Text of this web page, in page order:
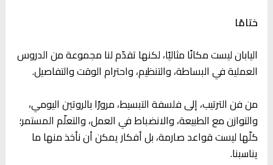
ختامًا
اليابان ليست مكانًا مثاليًا، لكنها تقدّم لنا مجموعة من الدروس
العملية في البساطة، والتنظيم، واحترام الوقت والتفاصيل.
من فن الترتيب، إلى فلسفة التبسيط، مرورًا بالروتين اليومي،
والتوازن مع الطبيعة، والانضباط في العمل، والتعلّم المستمر؛
كلّها ليست قواعد صارمة، بل أفكار يمكن أن نأخذ منها ما
يناسبنا.